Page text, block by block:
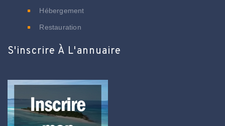
Hébergement
Restauration
S'inscrire À L'annuaire